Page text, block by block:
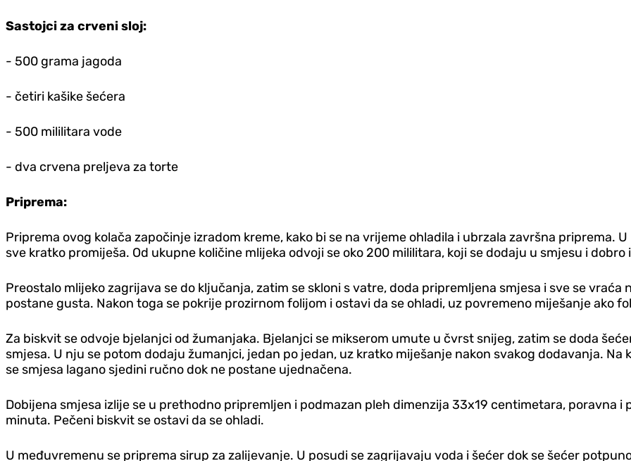
Sastojci za crveni sloj:
- 500 grama jagoda
- četiri kašike šećera
- 500 mililitara vode
- dva crvena preljeva za torte
Priprema:
Priprema ovog kolača započinje izradom kreme, kako bi se na vrijeme ohladila i ubrzala završna priprema.
sve kratko promiješa. Od ukupne količine mlijeka odvoji se oko 200 mililitara, koji se dodaju u smjesu i
Preostalo mlijeko zagrijava se do ključanja, zatim se skloni s vatre, doda pripremljena smjesa i sve se
postane gusta. Nakon toga se pokrije prozirnom folijom i ostavi da se ohladi, uz povremeno miješanje ako
Za biskvit se odvoje bjelanjci od žumanjaka. Bjelanjci se mikserom umute u čvrst snijeg, zatim se doda
smjesa. U nju se potom dodaju žumanjci, jedan po jedan, uz kratko miješanje nakon svakog dodavanja. Na
se smjesa lagano sjedini ručno dok ne postane ujednačena.
Dobijena smjesa izlije se u prethodno pripremljen i podmazan pleh dimenzija 33x19 centimetara, poravna i
minuta. Pečeni biskvit se ostavi da se ohladi.
U međuvremenu se priprema sirup za zalijevanje. U posudi se zagrijavaju voda i šećer dok se šećer